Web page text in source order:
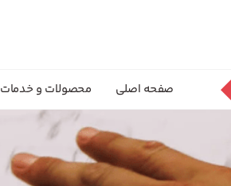
صفحه اصلی محصولات و خدمات